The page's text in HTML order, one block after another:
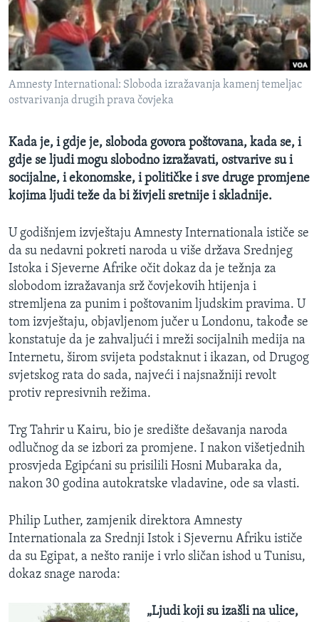
MAGAZIN
O GLASU AMERIKE
Learning English
Jezici
Amnesty International: Sloboda izražavanja kamenj temeljac
ostvarivanja drugih prava čovjeka
Kada je, i gdje je, sloboda govora poštovana, kada se, i
gdje se ljudi mogu slobodno izražavati, ostvarive su i
socijalne, i ekonomske, i političke i sve druge promjene
kojima ljudi teže da bi živjeli sretnije i skladnije.
U godišnjem izvještaju Amnesty Internationala ističe se
da su nedavni pokreti naroda u više država Srednjeg
Istoka i Sjeverne Afrike očit dokaz da je težnja za
slobodom izražavanja srž čovjekovih htijenja i
stremljena za punim i poštovanim ljudskim pravima. U
tom izvještaju, objavljenom jučer u Londonu, takođe se
konstatuje da je zahvaljući i mreži socijalnih medija na
Internetu, širom svijeta podstaknut i ikazan, od Drugog
svjetskog rata do sada, najveći i najsnažniji revolt
protiv represivnih režima.
Trg Tahrir u Kairu, bio je središte dešavanja naroda
odlučnog da se izbori za promjene. I nakon višetjednih
prosvjeda Egipćani su prisilili Hosni Mubaraka da,
nakon 30 godina autokratske vladavine, ode sa vlasti.
Philip Luther, zamjenik direktora Amnesty
Internationala za Srednji Istok i Sjevernu Afriku ističe
da su Egipat, a nešto ranije i vrlo sličan ishod u Tunisu,
dokaz snage naroda:
„Ljudi koji su izašli na ulice,